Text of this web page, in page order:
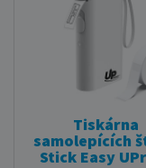
Tiskárna
samolepících
Stick Easy